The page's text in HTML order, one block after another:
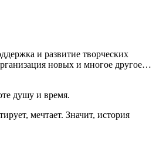
и развитие творческих
новых и многое другое…
душу и время.
мечтает. Значит, история